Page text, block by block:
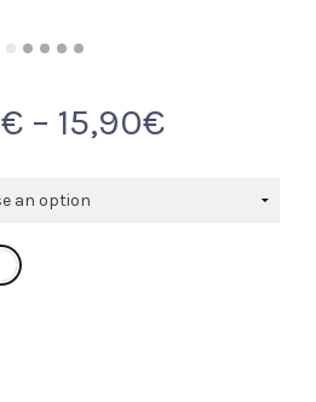
€– 15,90€